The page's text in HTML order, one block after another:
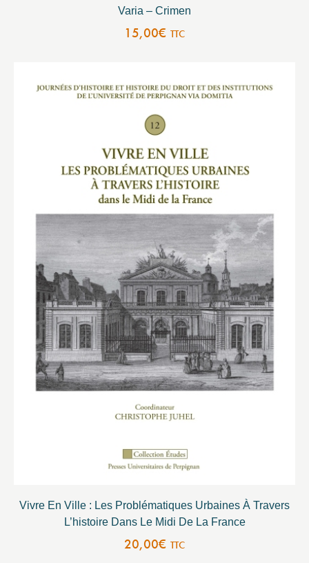
Varia – Crimen
15,00€ TTC
Vivre En Ville : Les Problématiques Urbaines À Travers
L’histoire Dans Le Midi De La France
20,00€ TTC